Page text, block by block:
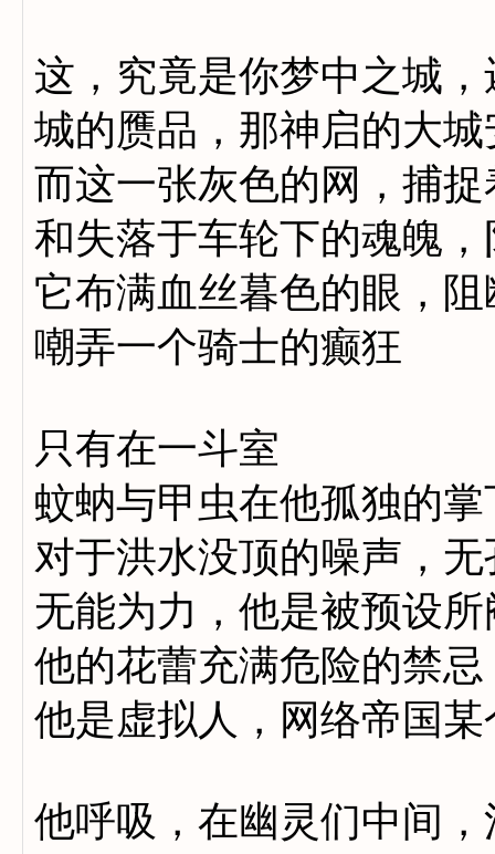
这，究竟是你梦中之城
城的赝品，那神启的大城
而这一张灰色的网，捕
和失落于车轮下的魂魄
它布满血丝暮色的眼，
嘲弄一个骑士的癫狂
只有在一斗室
蚊蚋与甲虫在他孤独的
对于洪水没顶的噪声，
无能为力，他是被预设
他的花蕾充满危险的禁
他是虚拟人，网络帝国
他呼吸，在幽灵们中间